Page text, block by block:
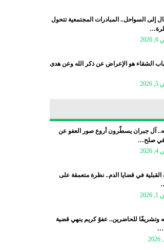
إلى السواحل.. المبادرات المجتمعية تتحول
الشقاء هو الإعراض عن ذكر الله وعن هدى
آل جبران يسطّرون أروع صور العفو عن
في صلح…
القبلية في قضايا الدم.. نظرة متعمقة على
وتشريفًا للحاضرين.. عفوٌ كريم ينهي قضية